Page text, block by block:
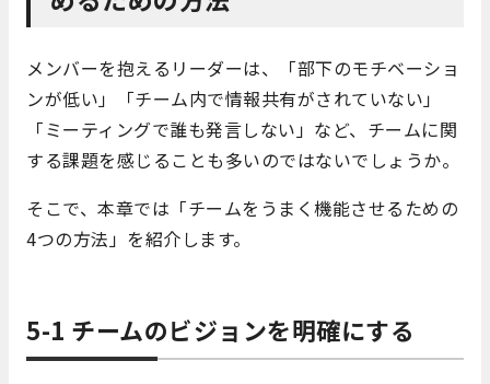
メンバーを抱えるリーダーは、「部下のモチベーショ
ンが低い」「チーム内で情報共有がされていない」
「ミーティングで誰も発言しない」など、チームに関
する課題を感じることも多いのではないでしょうか。
そこで、本章では「チームをうまく機能させるための
4つの方法」を紹介します。
5-1 チームのビジョンを明確にする